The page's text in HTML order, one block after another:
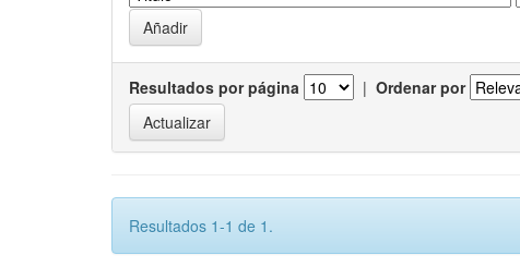
Resultados por página | Ordenar por
Resultados 1-1 de 1.